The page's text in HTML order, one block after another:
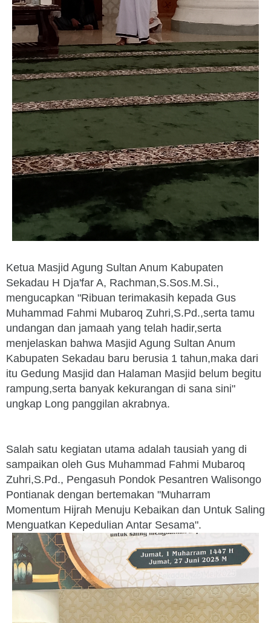
Ketua Masjid Agung Sultan Anum Kabupaten
Sekadau H Dja'far A, Rachman,S.Sos.M.Si.,
mengucapkan "Ribuan terimakasih kepada Gus
Muhammad Fahmi Mubaroq Zuhri,S.Pd.,serta tamu
undangan dan jamaah yang telah hadir,serta
menjelaskan bahwa Masjid Agung Sultan Anum
Kabupaten Sekadau baru berusia 1 tahun,maka dari
itu Gedung Masjid dan Halaman Masjid belum begitu
rampung,serta banyak kekurangan di sana sini"
ungkap Long panggilan akrabnya.
Salah satu kegiatan utama adalah tausiah yang di
sampaikan oleh Gus Muhammad Fahmi Mubaroq
Zuhri,S.Pd., Pengasuh Pondok Pesantren Walisongo
Pontianak dengan bertemakan "Muharram
Momentum Hijrah Menuju Kebaikan dan Untuk Saling
Menguatkan Kepedulian Antar Sesama".